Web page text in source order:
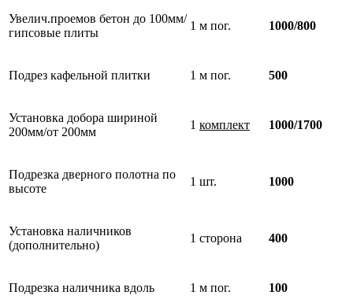
Увелич.проемов бетон до 100мм/
гипсовые плиты
1 м пог. 1000/800
Подрез кафельной плитки 1 м пог. 500
Установка добора шириной
200мм/от 200мм
1 комплект 1000/1700
Подрезка дверного полотна по
высоте
1 шт. 1000
Установка наличников
(дополнительно)
1 сторона 400
Подрезка наличника вдоль 1 м пог. 100